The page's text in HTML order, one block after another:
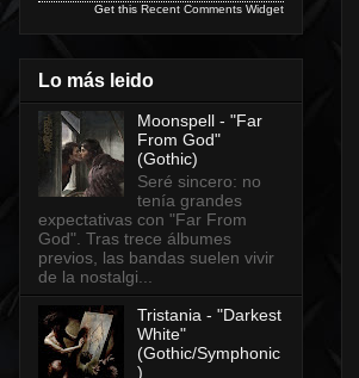
Get this Recent Comments Widget
Lo más leido
Moonspell - "Far
From God"
(Gothic)
Seré sincero: no
tenía grandes
expectativas con "Far From
God". Tras trece álbumes
previos, las bandas suelen vivir
de la nostalgi...
Tristania - "Darkest
White"
(Gothic/Symphonic
)